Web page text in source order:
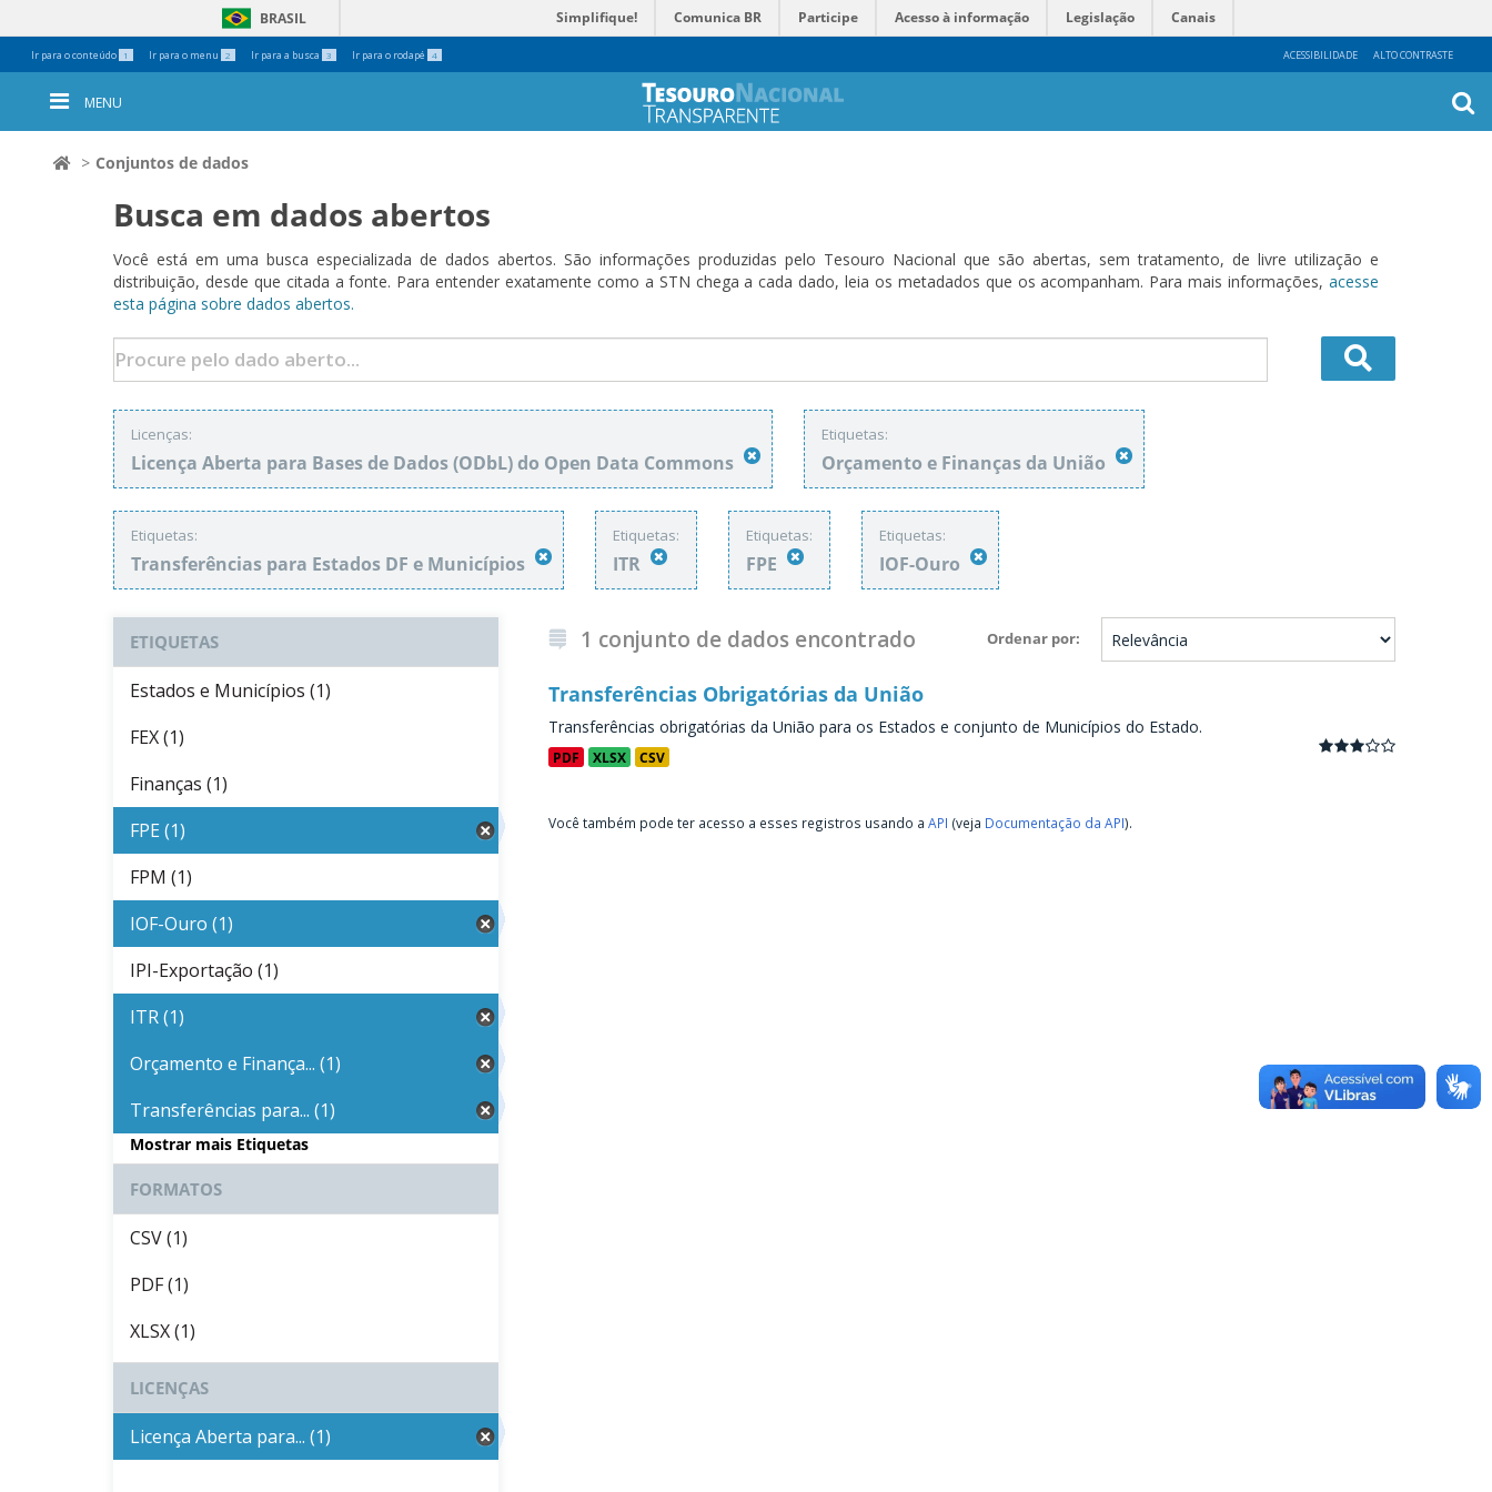
Ir para o conteúdo 1 Ir para o menu 2 Ir para a busca 3 Ir para o rodapé 4 ACESSIBILIDADE ALTO CONTRASTE
BRASIL Simplifique! Comunica BR Participe Acesso à informação Legislação Canais
Ferramentas
Pessoais
MENU
Conjuntos de dados
Busca em dados abertos
Você está em uma busca especializada de dados abertos. São informações produzidas pelo Tesouro Nacional que são abertas, sem tratamento, de livre utilização e
distribuição, desde que citada a fonte. Para entender exatamente como a STN chega a cada dado, leia os metadados que os acompanham. Para mais informações, acesse
esta página sobre dados abertos.
Licenças:
Licença Aberta para Bases de Dados (ODbL) do Open Data Commons
Etiquetas:
Orçamento e Finanças da União
Etiquetas:
Transferências para Estados DF e Municípios
Etiquetas:
ITR
Etiquetas:
FPE
Etiquetas:
IOF-Ouro
Ordenar por
1 conjunto de dados encontrado
Transferências Obrigatórias da União
Transferências obrigatórias da União para os Estados e conjunto de Municípios do Estado.
PDF XLSX CSV
Você também pode ter acesso a esses registros usando a API (veja Documentação da API).
ETIQUETAS
Estados e Municípios (1)
FEX (1)
Finanças (1)
FPE (1)
FPM (1)
IOF-Ouro (1)
IPI-Exportação (1)
ITR (1)
Orçamento e Finança... (1)
Transferências para... (1)
Mostrar mais Etiquetas
FORMATOS
CSV (1)
PDF (1)
XLSX (1)
LICENÇAS
Licença Aberta para... (1)